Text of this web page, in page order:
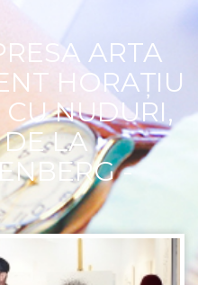
ARTA
HORAȚIU
NUDURI,
LA
-